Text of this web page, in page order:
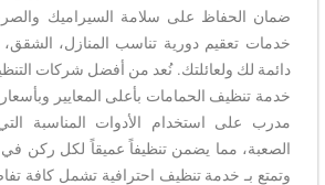
ضمان الحفاظ على سلامة السيراميك
خدمات تعقيم دورية تناسب المنازل،
دائمة لك ولعائلتك. نُعد من أفضل شركات
خدمة تنظيف الحمامات بأعلى المعايير
مدرب على استخدام الأدوات المناسبة
الصعبة، مما يضمن تنظيفاً عميقاً لكل ركن في
وتمتع بـ خدمة تنظيف احترافية تشمل كافة